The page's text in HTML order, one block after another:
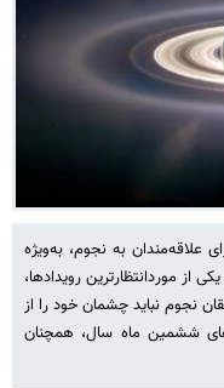
علاقه‌مندان به نجوم‌، به‌ویژه
از موردانتظارترین رویدادها،
نجوم نباید چشمان خود را از
ششمین ماه سال، همچنان